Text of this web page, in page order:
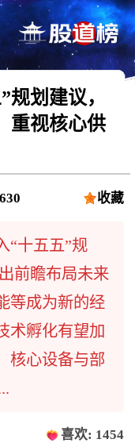
划建议，
重视核心供
收藏
“十五五”规
前瞻布局未来
等成为新的经
术孵化有望加
核心设备与部
喜欢: 1454